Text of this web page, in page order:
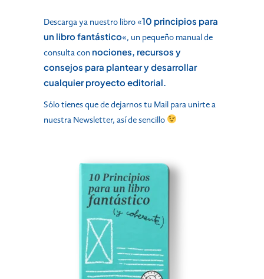
Descarga ya nuestro libro «10 principios para
un libro fantástico«, un pequeño manual de
consulta con nociones, recursos y
consejos para plantear y desarrollar
cualquier proyecto editorial.
Sólo tienes que de dejarnos tu Mail para unirte a
nuestra Newsletter, así de sencillo